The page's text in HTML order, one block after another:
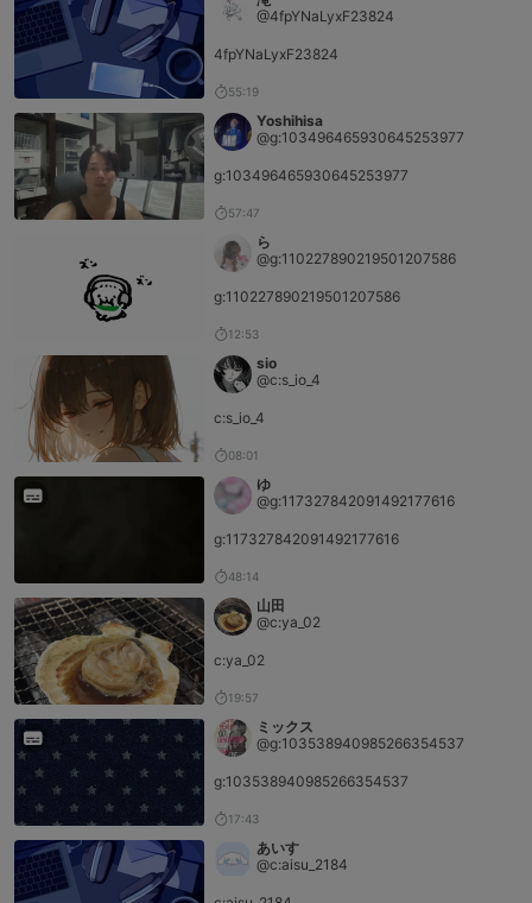
@4fpYNaLyxF23824
4fpYNaLyxF23824
55:19
Yoshihisa
@g:103496465930645253977
g:103496465930645253977
57:47
ら
@g:110227890219501207586
g:110227890219501207586
12:53
sio
@c:s_io_4
c:s_io_4
08:01
ゆ
@g:117327842091492177616
g:117327842091492177616
48:14
山田
@c:ya_02
c:ya_02
19:57
ミックス
@g:103538940985266354537
g:103538940985266354537
17:43
あいす
@c:aisu_2184